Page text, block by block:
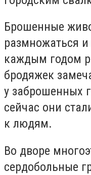
Брошенные
размножаться
каждым годом
бродяжек
у заброшенных
сейчас они
к людям.
Во дворе
сердобольные